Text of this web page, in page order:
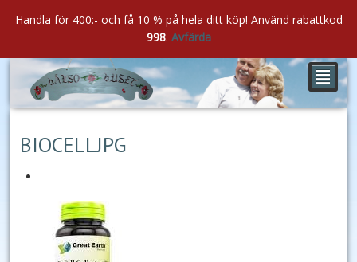
²
BIOCELLJPG
Handla för 400:- och få 10 % på hela ditt köp! Använd rabattkod
998. Avfärda